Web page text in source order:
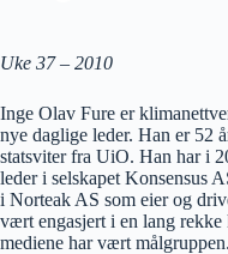
Uke 37 – 2010
Inge Olav Fure er
nye daglige leder. Han er 52
statsviter fra UiO. Han har i
leder i selskapet Konsensus
i Norteak AS som eier og
vært engasjert i en lang
mediene har vært målgruppen.